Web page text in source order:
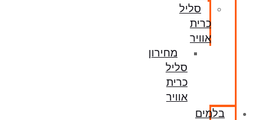
סליל
כרית
אוויר
מחירון
סליל
כרית
אוויר
בלמים